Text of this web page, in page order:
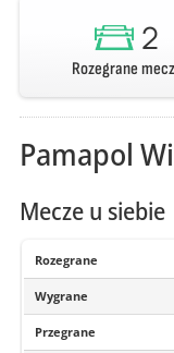
2
Rozegrane
Pamapol
Mecze u siebie
Rozegrane
Wygrane
Przegrane